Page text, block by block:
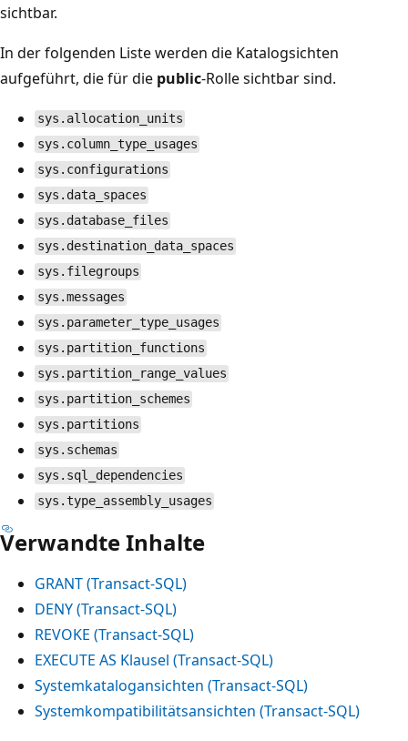
sichtbar.
In der folgenden Liste werden die Katalogsichten
aufgeführt, die für die public-Rolle sichtbar sind.
sys.allocation_units
sys.column_type_usages
sys.configurations
sys.data_spaces
sys.database_files
sys.destination_data_spaces
sys.filegroups
sys.messages
sys.parameter_type_usages
sys.partition_functions
sys.partition_range_values
sys.partition_schemes
sys.partitions
sys.schemas
sys.sql_dependencies
sys.type_assembly_usages
Verwandte Inhalte
GRANT (Transact-SQL)
DENY (Transact-SQL)
REVOKE (Transact-SQL)
EXECUTE AS Klausel (Transact-SQL)
Systemkatalogansichten (Transact-SQL)
Systemkompatibilitätsansichten (Transact-SQL)